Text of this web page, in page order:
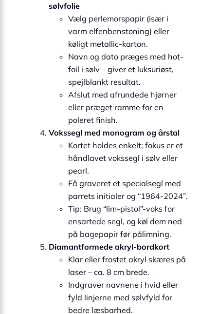
sølvfolie
Vælg perlemorspapir (især i
varm elfenbenstoning) eller
køligt metallic-karton.
Navn og dato præges med hot-
foil i sølv – giver et luksuriøst,
spejlblankt resultat.
Afslut med afrundede hjørner
eller præget ramme for en
poleret finish.
Vokssegl med monogram og årstal
Kortet holdes enkelt; fokus er et
håndlavet vokssegl i sølv eller
pearl.
Få graveret et specialsegl med
parrets initialer og “1964-2024”.
Tip: Brug “lim-pistol”-voks for
ensartede segl, og køl dem ned
på bagepapir før pålimning.
Diamantformede akryl-bordkort
Klar eller frostet akryl skæres på
laser – ca. 8 cm brede.
Indgraver navnene i hvid eller
fyld linjerne med sølvfyld for
bedre læsbarhed.